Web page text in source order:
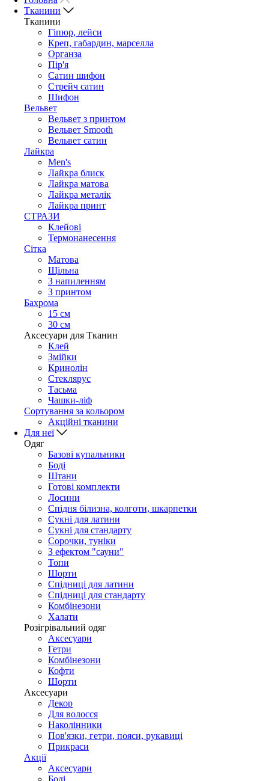
Тканини
Тканини
Гіпюр, лейси
Креп, габардин, марселла
Органза
Пір'я
Сатин шифон
Стрейч сатин
Шифон
Вельвет
Вельвет з принтом
Вельвет Smooth
Вельвет сатин
Лайкра
Men's
Лайкра блиск
Лайкра матова
Лайкра металік
Лайкра принт
СТРАЗИ
Клейові
Термонанесення
Сітка
Матова
Щільна
З напиленням
З принтом
Бахрома
15 см
30 см
Аксесуари для Тканин
Клей
Змійки
Кринолін
Стеклярус
Тасьма
Чашки-ліф
Сортування за кольором
Акційні тканини
Для неї
Одяг
Базові купальники
Боді
Штани
Готові комплекти
Лосини
Спідня білизна, колготи, шкарпетки
Сукні для латини
Сукні для стандарту
Сорочки, туніки
З ефектом "сауни"
Топи
Шорти
Спідниці для латини
Спідниці для стандарту
Комбінезони
Халати
Розігрівальний одяг
Аксесуари
Гетри
Комбінезони
Кофти
Шорти
Аксесуари
Декор
Для волосся
Наколінники
Пов'язки, гетри, пояси, рукавиці
Прикраси
Акції
Аксесуари
Боді